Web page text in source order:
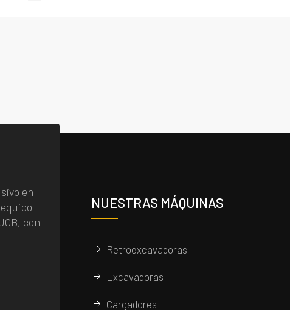
en
con
NUESTRAS MÁQUINAS
Retroexcavadoras
Excavadoras
Cargadores